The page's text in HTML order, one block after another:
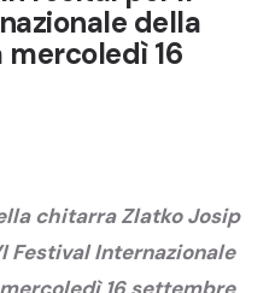
della
mercoledì 16
chitarra Zlatko Josip
Festival Internazionale